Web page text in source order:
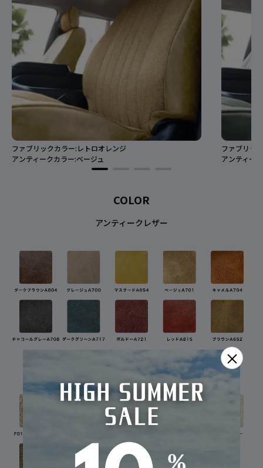
ファブリックカラー:レトロオレンジ
アンティークカラー:ベージュ
ファブリッ
アンティー
COLOR
アンティークレザー
×